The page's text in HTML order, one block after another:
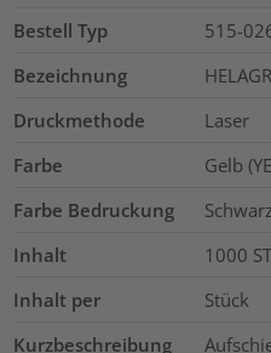
Bestell Typ
515-
Bezeichnung
Druckmethode
Laser
Farbe
Gelb
Farbe Bedruckung
Inhalt
1000 ST
Inhalt per
Stück
Kurzbeschreibung